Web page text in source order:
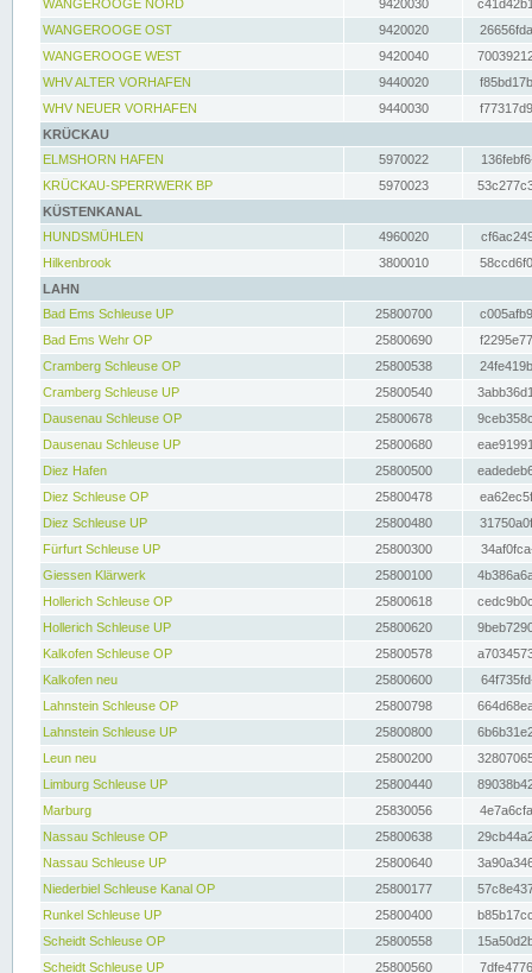
WANGEROOGE NORD
9420030
WANGEROOGE OST
9420020
WANGEROOGE WEST
9420040
WHV ALTER VORHAFEN
9440020
WHV NEUER VORHAFEN
9440030
KRÜCKAU
ELMSHORN HAFEN
5970022
KRÜCKAU-SPERRWERK BP
5970023
KÜSTENKANAL
HUNDSMÜHLEN
4960020
Hilkenbrook
3800010
LAHN
Bad Ems Schleuse UP
25800700
Bad Ems Wehr OP
25800690
Cramberg Schleuse OP
25800538
Cramberg Schleuse UP
25800540
Dausenau Schleuse OP
25800678
Dausenau Schleuse UP
25800680
Diez Hafen
25800500
Diez Schleuse OP
25800478
Diez Schleuse UP
25800480
Fürfurt Schleuse UP
25800300
Giessen Klärwerk
25800100
Hollerich Schleuse OP
25800618
Hollerich Schleuse UP
25800620
Kalkofen Schleuse OP
25800578
Kalkofen neu
25800600
Lahnstein Schleuse OP
25800798
Lahnstein Schleuse UP
25800800
Leun neu
25800200
Limburg Schleuse UP
25800440
Marburg
25830056
Nassau Schleuse OP
25800638
Nassau Schleuse UP
25800640
Niederbiel Schleuse Kanal OP
25800177
Runkel Schleuse UP
25800400
Scheidt Schleuse OP
25800558
Scheidt Schleuse UP
25800560